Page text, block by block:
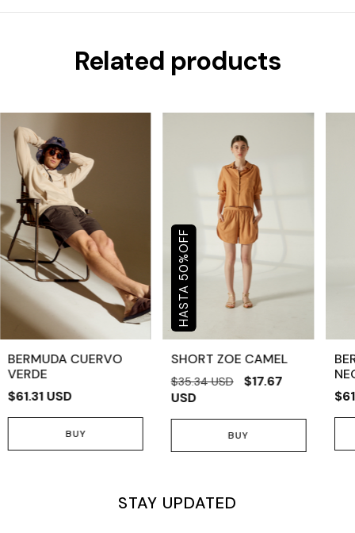
Related products
BERMUDA CUERVO
VERDE
$61.31 USD
BUY
50
%
OFF
SHORT ZOE CAMEL
$35.34 USD
$17.67
USD
BUY
STAY UPDATED